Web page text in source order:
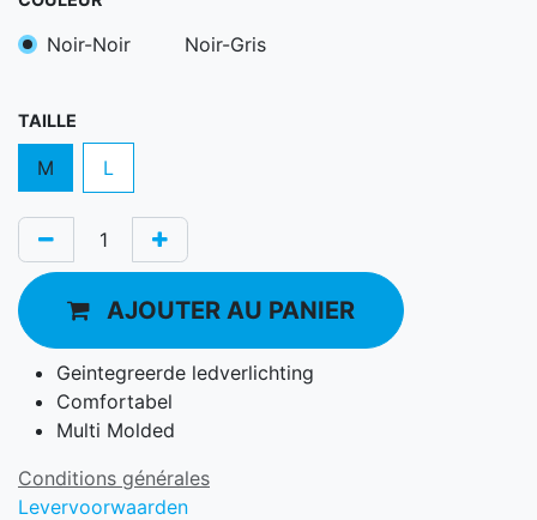
Noir-Noir Noir-Gris
TAILLE
M L
AJOUTER AU PANIER
Geintegreerde ledverlichting
Comfortabel
Multi Molded
Conditions générales
Levervoorwaarden